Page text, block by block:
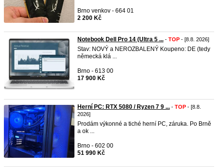
Brno venkov - 664 01
2 200 Kč
Notebook Dell Pro 14 (Ultra 5 ... - TOP - [8.8. 2026]
Stav: NOVÝ a NEROZBALENÝ Koupeno: DE (tedy
německá klá ...
Brno - 613 00
17 900 Kč
Herní PC: RTX 5080 / Ryzen 7 9 ... - TOP - [8.8.
2026]
Prodám výkonné a tiché herní PC, záruka. Po Brně
a ok ...
Brno - 602 00
51 990 Kč